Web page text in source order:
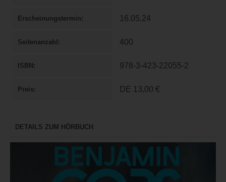
Erscheinungstermin 16.05.24
Seitenanzahl 400
ISBN 978-3-423-22055-2
Preis DE 13,00 €
DETAILS ZUM HÖRBUCH